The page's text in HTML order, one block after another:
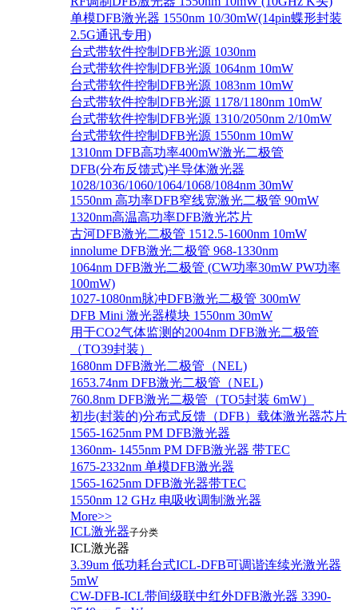
单模DFB激光器 1550nm 10/30mW(14pin蝶形封装
2.5G通讯专用)
台式带软件控制DFB光源 1030nm
台式带软件控制DFB光源 1064nm 10mW
台式带软件控制DFB光源 1083nm 10mW
台式带软件控制DFB光源 1178/1180nm 10mW
台式带软件控制DFB光源 1310/2050nm 2/10mW
台式带软件控制DFB光源 1550nm 10mW
1310nm DFB高功率400mW激光二极管
DFB(分布反馈式)半导体激光器
1028/1036/1060/1064/1068/1084nm 30mW
1550nm 高功率DFB窄线宽激光二极管 90mW
1320nm高温高功率DFB激光芯片
古河DFB激光二极管 1512.5-1600nm 10mW
innolume DFB激光二极管 968-1330nm
1064nm DFB激光二极管 (CW功率30mW PW功率
100mW)
1027-1080nm脉冲DFB激光二极管 300mW
DFB Mini 激光器模块 1550nm 30mW
用于CO2气体监测的2004nm DFB激光二极管
（TO39封装）
1680nm DFB激光二极管（NEL)
1653.74nm DFB激光二极管（NEL)
760.8nm DFB激光二极管（TO5封装 6mW）
初步(封装的)分布式反馈（DFB）载体激光器芯片
1565-1625nm PM DFB激光器
1360nm- 1455nm PM DFB激光器 带TEC
1675-2332nm 单模DFB激光器
1565-1625nm DFB激光器带TEC
1550nm 12 GHz 电吸收调制激光器
More>>
ICL激光器子分类
ICL激光器
3.39um 低功耗台式ICL-DFB可调谐连续光激光器
5mW
CW-DFB-ICL带间级联中红外DFB激光器 3390-